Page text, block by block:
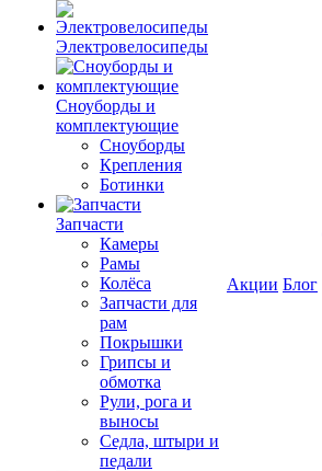
Электровелосипеды
Cноуборды и
комплектующие
Сноуборды
Крепления
Ботинки
Запчасти
Камеры
Рамы
Колёса
Запчасти для
рам
Покрышки
Грипсы и
обмотка
Рули, рога и
выносы
Седла, штыри и
педали
Акции Блог